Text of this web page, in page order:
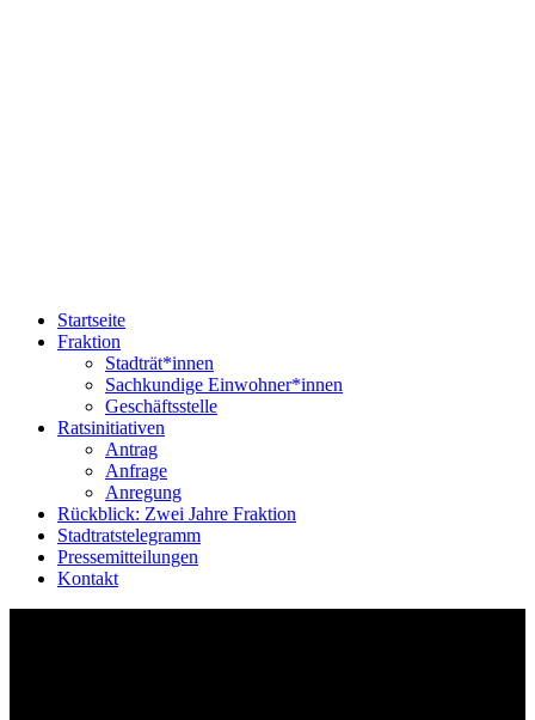
Startseite
Fraktion
Stadträt*innen
Sachkundige Einwohner*innen
Geschäftsstelle
Ratsinitiativen
Antrag
Anfrage
Anregung
Rückblick: Zwei Jahre Fraktion
Stadtratstelegramm
Pressemitteilungen
Kontakt